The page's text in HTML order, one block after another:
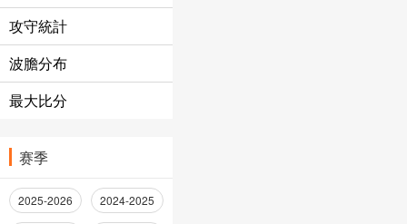
攻守統計
波膽分布
最大比分
赛季
2025-2026 2024-2025